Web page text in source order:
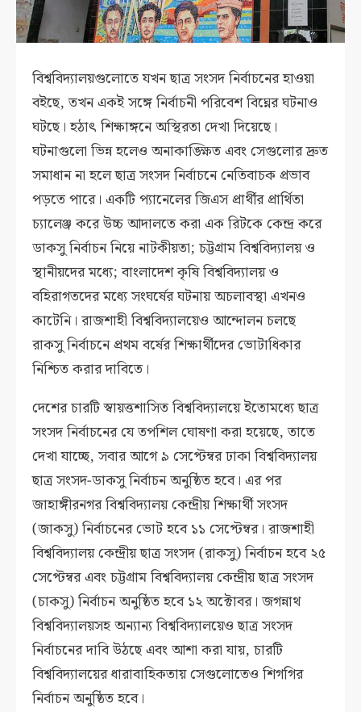
বিশ্ববিদ্যালয়গুলোতে যখন ছাত্র সংসদ নির্বাচনের হাওয়া
বইছে, তখন একই সঙ্গে নির্বাচনী পরিবেশ বিঘ্নের ঘটনাও
ঘটছে। হঠাৎ শিক্ষাঙ্গনে অস্থিরতা দেখা দিয়েছে।
ঘটনাগুলো ভিন্ন হলেও অনাকাঙ্ক্ষিত এবং সেগুলোর দ্রুত
সমাধান না হলে ছাত্র সংসদ নির্বাচনে নেতিবাচক প্রভাব
পড়তে পারে। একটি প্যানেলের জিএস প্রার্থীর প্রার্থিতা
চ্যালেঞ্জ করে উচ্চ আদালতে করা এক রিটকে কেন্দ্র করে
ডাকসু নির্বাচন নিয়ে নাটকীয়তা; চট্টগ্রাম বিশ্ববিদ্যালয় ও
স্থানীয়দের মধ্যে; বাংলাদেশ কৃষি বিশ্ববিদ্যালয় ও
বহিরাগতদের মধ্যে সংঘর্ষের ঘটনায় অচলাবস্থা এখনও
কাটেনি। রাজশাহী বিশ্ববিদ্যালয়েও আন্দোলন চলছে
রাকসু নির্বাচনে প্রথম বর্ষের শিক্ষার্থীদের ভোটাধিকার
নিশ্চিত করার দাবিতে।
দেশের চারটি স্বায়ত্তশাসিত বিশ্ববিদ্যালয়ে ইতোমধ্যে ছাত্র
সংসদ নির্বাচনের যে তপশিল ঘোষণা করা হয়েছে, তাতে
দেখা যাচ্ছে, সবার আগে ৯ সেপ্টেম্বর ঢাকা বিশ্ববিদ্যালয়
ছাত্র সংসদ-ডাকসু নির্বাচন অনুষ্ঠিত হবে। এর পর
জাহাঙ্গীরনগর বিশ্ববিদ্যালয় কেন্দ্রীয় শিক্ষার্থী সংসদ
(জাকসু) নির্বাচনের ভোট হবে ১১ সেপ্টেম্বর। রাজশাহী
বিশ্ববিদ্যালয় কেন্দ্রীয় ছাত্র সংসদ (রাকসু) নির্বাচন হবে ২৫
সেপ্টেম্বর এবং চট্টগ্রাম বিশ্ববিদ্যালয় কেন্দ্রীয় ছাত্র সংসদ
(চাকসু) নির্বাচন অনুষ্ঠিত হবে ১২ অক্টোবর। জগন্নাথ
বিশ্ববিদ্যালয়সহ অন্যান্য বিশ্ববিদ্যালয়েও ছাত্র সংসদ
নির্বাচনের দাবি উঠছে এবং আশা করা যায়, চারটি
বিশ্ববিদ্যালয়ের ধারাবাহিকতায় সেগুলোতেও শিগগির
নির্বাচন অনুষ্ঠিত হবে।